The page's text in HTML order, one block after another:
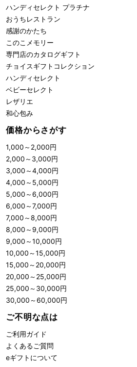
ハンディセレクト プラチナ
おうちレストラン
感謝のかたち
このこメモリー
専門店のカタログギフト
チョイスギフトコレクション
ハンディセレクト
ベビーセレクト
レザリエ
和心包み
価格からさがす
1,000 ～ 2,000円
2,000 ～ 3,000円
3,000 ～4,000円
4,000 ～ 5,000円
5,000 ～ 6,000円
6,000 ～7,000円
7,000 ～8,000円
8,000 ～ 9,000円
9,000 ～10,000円
10,000 ～15,000円
15,000 ～ 20,000円
20,000 ～ 25,000円
25,000 ～ 30,000円
30,000 ～ 60,000円
ご不明な点は
ご利用ガイド
よくあるご質問
eギフトについて